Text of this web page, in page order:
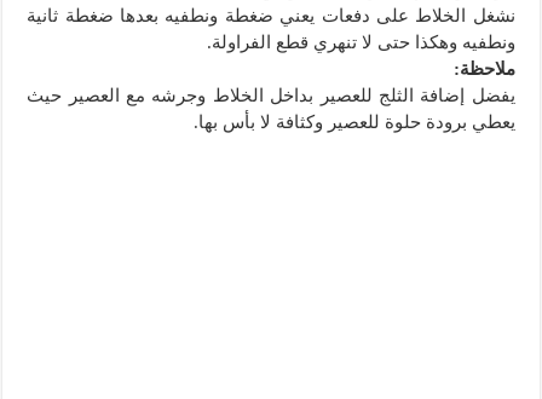
نشغل الخلاط على دفعات يعني ضغطة ونطفيه بعدها ضغطة ثانية
ونطفيه وهكذا حتى لا تنهري قطع الفراولة.
ملاحظة:
يفضل إضافة الثلج للعصير بداخل الخلاط وجرشه مع العصير حيث
يعطي برودة حلوة للعصير وكثافة لا بأس بها.